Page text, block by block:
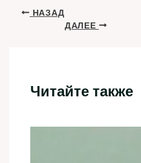
НАЗАД
ДАЛЕЕ
Читайте также